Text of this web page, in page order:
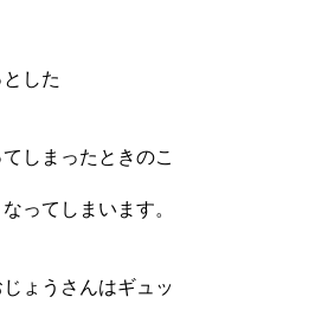
した
しまったときのこ
ってしまいます。
ょうさんはギュッ